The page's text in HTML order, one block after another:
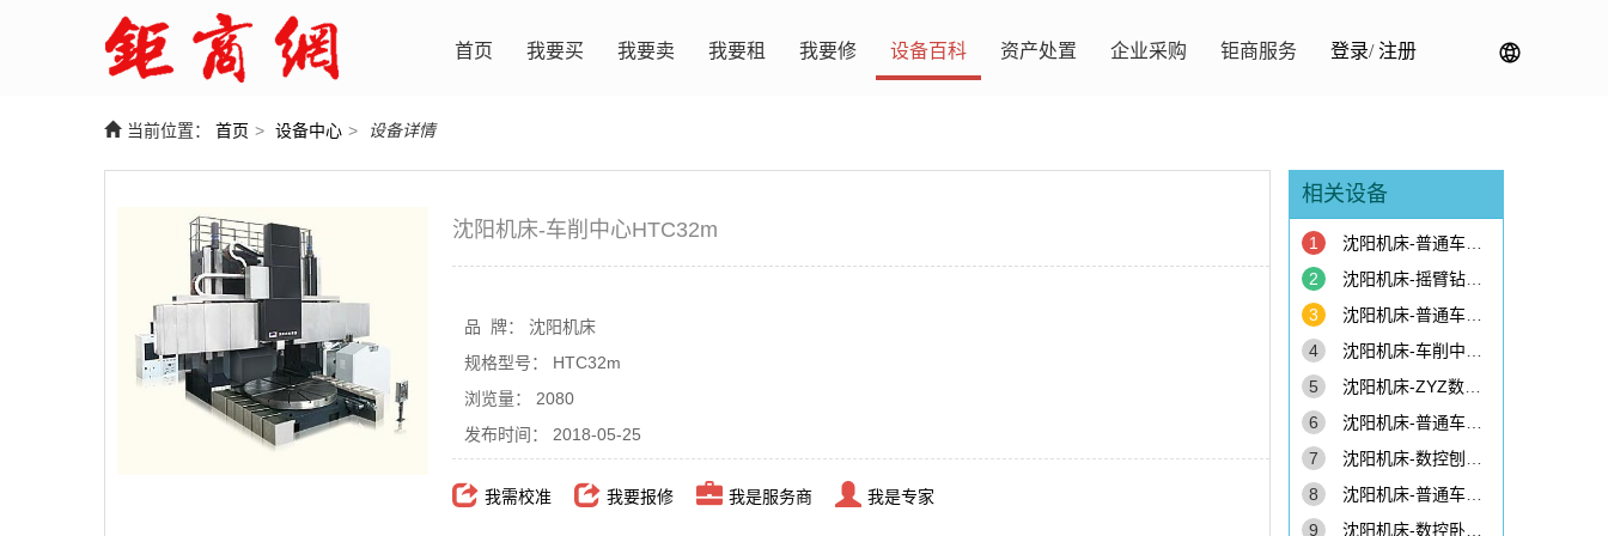
首页 我要买 我要卖 我要租 我要修 设备百科 资产处置 企业采购 钜商服务 登录/注册
当前位置： 首页 > 设备中心 > 设备详情
沈阳机床-车削中心HTC32m
品 牌：
沈阳机床
规格型号：
HTC32m
浏览量：
2080
发布时间：
2018-05-25
我需校准 我要报修 我是服务商 我是专家
相关设备
1
沈阳机床-普通车床CA6161A
2
沈阳机床-摇臂钻床Z3040
3
沈阳机床-普通车床CA6250B
4
沈阳机床-车削中心HTC2558m
5
沈阳机床-ZYZ数控专机ZYZ-118
6
沈阳机床-普通车床CA6250A
7
沈阳机床-数控刨台卧式铣镗床TK6511B
8
沈阳机床-普通车床CA6150A
9
沈阳机床-数控卧式车床CAK100Q